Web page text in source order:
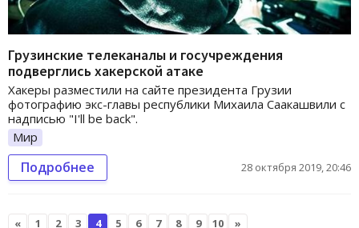
Грузинские телеканалы и госучреждения
подверглись хакерской атаке
Хакеры разместили на сайте президента Грузии
фотографию экс-главы республики Михаила Саакашвили с
надписью "I'll be back".
Мир
Подробнее 28 октября 2019, 20:46
« 1 2 3 4 5 6 7 8 9 10 »